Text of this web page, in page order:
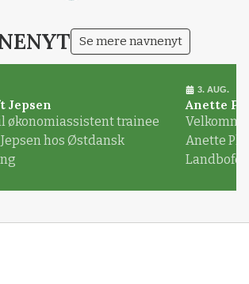
Se mere navnenyt
Jepsen
økonomiassistent trainee
hos Østdansk
3. AUG.
Anette
Anette